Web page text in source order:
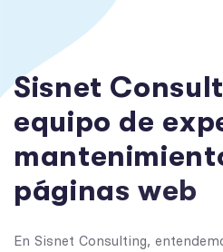
Sisnet Consult
equipo de exp
mantenimient
páginas web
En Sisnet Consulting,